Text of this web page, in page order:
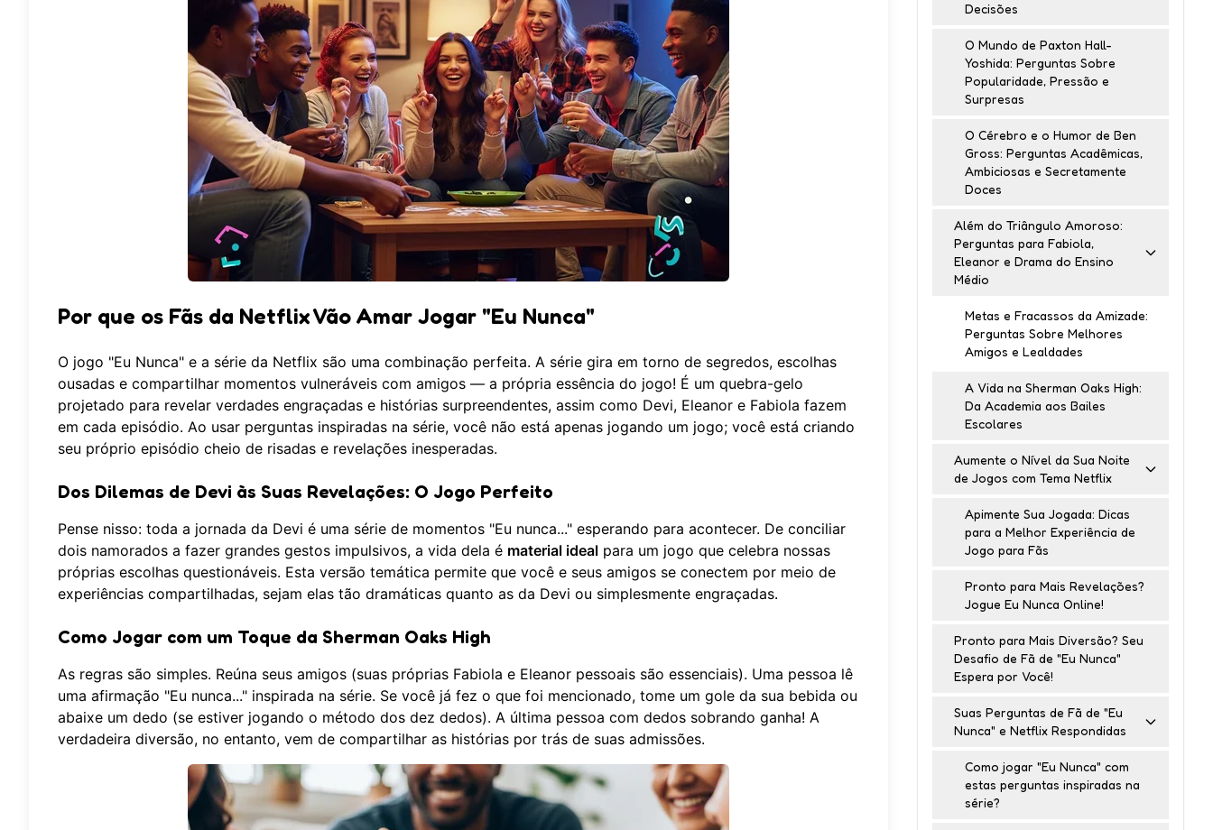
Por que os Fãs da Netflix Vão Amar Jogar "Eu Nunca"
O jogo "Eu Nunca" e a série da Netflix são uma combinação perfeita. A série gira em torno de segredos, escolhas
ousadas e compartilhar momentos vulneráveis com amigos — a própria essência do jogo! É um quebra-gelo
projetado para revelar verdades engraçadas e histórias surpreendentes, assim como Devi, Eleanor e Fabiola fazem
em cada episódio. Ao usar perguntas inspiradas na série, você não está apenas jogando um jogo; você está criando
seu próprio episódio cheio de risadas e revelações inesperadas.
Dos Dilemas de Devi às Suas Revelações: O Jogo Perfeito
Pense nisso: toda a jornada da Devi é uma série de momentos "Eu nunca..." esperando para acontecer. De conciliar
dois namorados a fazer grandes gestos impulsivos, a vida dela é material ideal para um jogo que celebra nossas
próprias escolhas questionáveis. Esta versão temática permite que você e seus amigos se conectem por meio de
experiências compartilhadas, sejam elas tão dramáticas quanto as da Devi ou simplesmente engraçadas.
Como Jogar com um Toque da Sherman Oaks High
As regras são simples. Reúna seus amigos (suas próprias Fabiola e Eleanor pessoais são essenciais). Uma pessoa lê
uma afirmação "Eu nunca..." inspirada na série. Se você já fez o que foi mencionado, tome um gole da sua bebida ou
abaixe um dedo (se estiver jogando o método dos dez dedos). A última pessoa com dedos sobrando ganha! A
verdadeira diversão, no entanto, vem de compartilhar as histórias por trás de suas admissões.
Decisões
O Mundo de Paxton Hall-
Yoshida: Perguntas Sobre
Popularidade, Pressão e
Surpresas
O Cérebro e o Humor de Ben
Gross: Perguntas Acadêmicas,
Ambiciosas e Secretamente
Doces
Além do Triângulo Amoroso:
Perguntas para Fabiola,
Eleanor e Drama do Ensino
Médio
Metas e Fracassos da Amizade:
Perguntas Sobre Melhores
Amigos e Lealdades
A Vida na Sherman Oaks High:
Da Academia aos Bailes
Escolares
Aumente o Nível da Sua Noite
de Jogos com Tema Netflix
Apimente Sua Jogada: Dicas
para a Melhor Experiência de
Jogo para Fãs
Pronto para Mais Revelações?
Jogue Eu Nunca Online!
Pronto para Mais Diversão? Seu
Desafio de Fã de "Eu Nunca"
Espera por Você!
Suas Perguntas de Fã de "Eu
Nunca" e Netflix Respondidas
Como jogar "Eu Nunca" com
estas perguntas inspiradas na
série?